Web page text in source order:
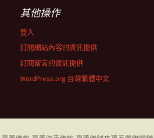
其他操作
登入
訂閱網站內容的資訊提供
訂閱留言的資訊提供
WordPress.org 台灣繁體中文